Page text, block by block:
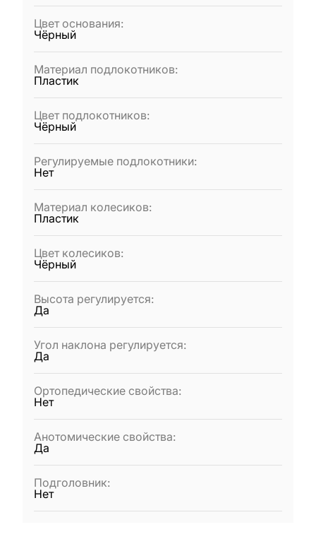
Цвет основания:
Чёрный
Материал подлокотников:
Пластик
Цвет подлокотников:
Чёрный
Регулируемые подлокотники:
Нет
Материал колесиков:
Пластик
Цвет колесиков:
Чёрный
Высота регулируется:
Да
Угол наклона регулируется:
Да
Ортопедические свойства:
Нет
Анотомические свойства:
Да
Подголовник:
Нет